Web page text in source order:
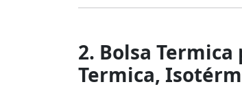
2. Bolsa
Termica,